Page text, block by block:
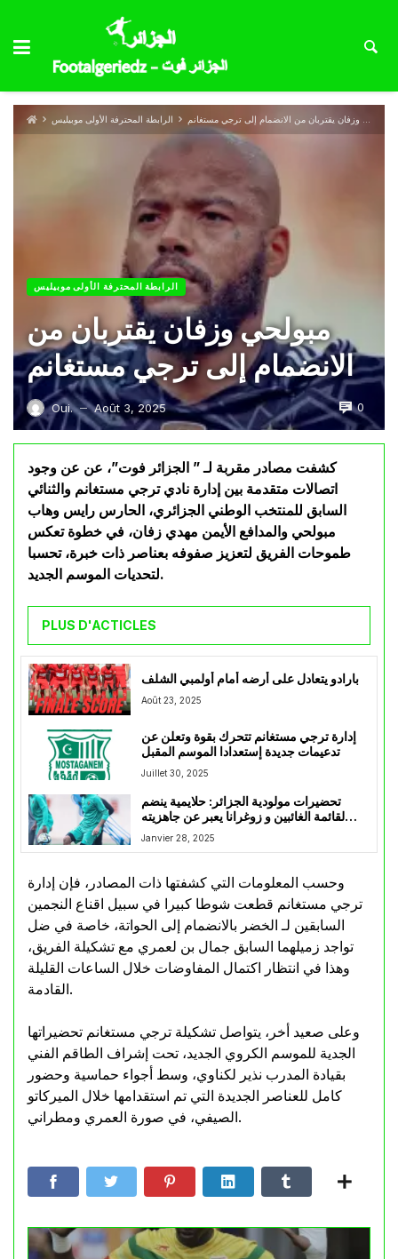
الرابطة المحترفة الأولى موبيليس مبولحي وزفان يقتربان من الانضمام إلى ترجي مستغانم
الرابطة المحترفة الأولى موبيليس
مبولحي وزفان يقتربان من
الانضمام إلى ترجي مستغانم
Oui. — Août 3, 2025 0
كشفت مصادر مقربة لـ ” الجزائر فوت”، عن عن وجود
اتصالات متقدمة بين إدارة نادي ترجي مستغانم والثنائي
السابق للمنتخب الوطني الجزائري، الحارس رايس وهاب
مبولحي والمدافع الأيمن مهدي زفان، في خطوة تعكس
طموحات الفريق لتعزيز صفوفه بعناصر ذات خبرة، تحسبا
لتحديات الموسم الجديد.
PLUS D'ACTICLES
بارادو يتعادل على أرضه أمام أولمبي الشلف
Août 23, 2025
إدارة ترجي مستغانم تتحرك بقوة وتعلن عن
تدعيمات جديدة إستعدادا الموسم المقبل
Juillet 30, 2025
تحضيرات مولودية الجزائر: حلايمية ينضم
لقائمة الغائبين و زوغرانا يعبر عن جاهزيته
للقاء الساورة
Janvier 28, 2025
وحسب المعلومات التي كشفتها ذات المصادر، فإن إدارة
ترجي مستغانم قطعت شوطا كبيرا في سبيل اقناع النجمين
السابقين لـ الخضر بالانضمام إلى الحواتة، خاصة في ضل
تواجد زميلهما السابق جمال بن لعمري مع تشكيلة الفريق،
وهذا في انتظار اكتمال المفاوضات خلال الساعات القليلة
القادمة.
وعلى صعيد أخر، يتواصل تشكيلة ترجي مستغانم تحضيراتها
الجدية للموسم الكروي الجديد، تحت إشراف الطاقم الفني
بقيادة المدرب نذير لكناوي، وسط أجواء حماسية وحضور
كامل للعناصر الجديدة التي تم استقدامها خلال الميركاتو
الصيفي، في صورة العمري ومطراني.